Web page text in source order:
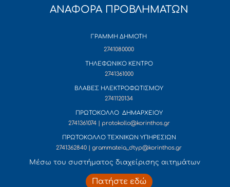
ΑΝΑΦΟΡΑ ΠΡΟΒΛΗΜΑΤΩΝ
ΓΡΑΜΜΗ ΔΗΜΟΤΗ
2741080000
ΤΗΛΕΦΩΝΙΚΟ ΚΕΝΤΡΟ
2741361000
ΒΛΑΒΕΣ ΗΛΕΚΤΡΟΦΩΤΙΣΜΟΥ
2741120134
ΠΡΩΤΟΚΟΛΛΟ ΔΗΜΑΡΧΕΙΟΥ
2741361074 | protokollo@korinthos.gr
ΠΡΩΤΟΚΟΛΛΟ ΤΕΧΝΙΚΩΝ ΥΠΗΡΕΣΙΩΝ
2741362840 | grammateia_dtyp@korinthos.gr
Mέσω του συστήματος διαχείρισης αιτημάτων
Πατήστε εδώ